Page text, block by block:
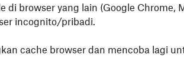
di browser yang lain (Google Chrome,
incognito/pribadi.
cache browser dan mencoba lagi